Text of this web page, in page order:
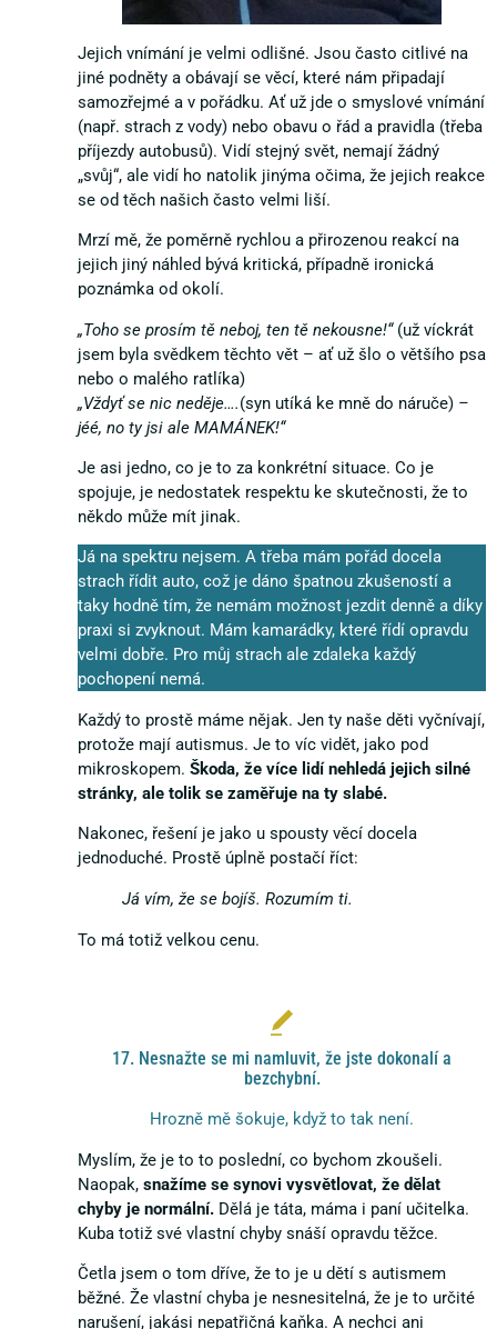
Jejich vnímání je velmi odlišné. Jsou často citlivé na
jiné podněty a obávají se věcí, které nám připadají
samozřejmé a v pořádku. Ať už jde o smyslové vnímání
(např. strach z vody) nebo obavu o řád a pravidla (třeba
příjezdy autobusů). Vidí stejný svět, nemají žádný
„svůj“, ale vidí ho natolik jinýma očima, že jejich reakce
se od těch našich často velmi liší.
Mrzí mě, že poměrně rychlou a přirozenou reakcí na
jejich jiný náhled bývá kritická, případně ironická
poznámka od okolí.
„Toho se prosím tě neboj, ten tě nekousne!“ (už víckrát
jsem byla svědkem těchto vět – ať už šlo o většího psa
nebo o malého ratlíka)
„Vždyť se nic neděje….(syn utíká ke mně do náruče) –
jéé, no ty jsi ale MAMÁNEK!“
Je asi jedno, co je to za konkrétní situace. Co je
spojuje, je nedostatek respektu ke skutečnosti, že to
někdo může mít jinak.
Já na spektru nejsem. A třeba mám pořád docela
strach řídit auto, což je dáno špatnou zkušeností a
taky hodně tím, že nemám možnost jezdit denně a díky
praxi si zvyknout. Mám kamarádky, které řídí opravdu
velmi dobře. Pro můj strach ale zdaleka každý
pochopení nemá.
Každý to prostě máme nějak. Jen ty naše děti vyčnívají,
protože mají autismus. Je to víc vidět, jako pod
mikroskopem. Škoda, že více lidí nehledá jejich silné
stránky, ale tolik se zaměřuje na ty slabé.
Nakonec, řešení je jako u spousty věcí docela
jednoduché. Prostě úplně postačí říct:
Já vím, že se bojíš. Rozumím ti.
To má totiž velkou cenu.
17. Nesnažte se mi namluvit, že jste dokonalí a
bezchybní.
Hrozně mě šokuje, když to tak není.
Myslím, že je to to poslední, co bychom zkoušeli.
Naopak, snažíme se synovi vysvětlovat, že dělat
chyby je normální. Dělá je táta, máma i paní učitelka.
Kuba totiž své vlastní chyby snáší opravdu těžce.
Četla jsem o tom dříve, že to je u dětí s autismem
běžné. Že vlastní chyba je nesnesitelná, že je to určité
narušení, jakási nepatřičná kaňka. A nechci ani